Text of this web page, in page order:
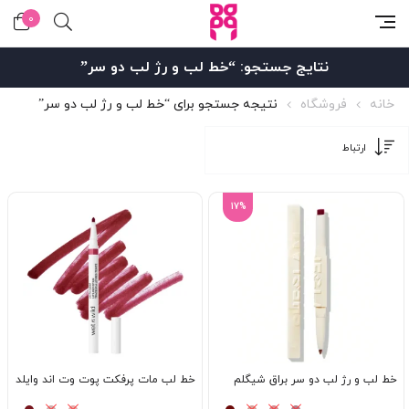
0
نتایج جستجو: “خط لب و رژ لب دو سر”
خانه فروشگاه نتیجه جستجو برای “خط لب و رژ لب دو سر”
17%
خط لب و رژ لب دو سر براق شیگلم خط لب مات پرفکت پوت وت اند وایلد